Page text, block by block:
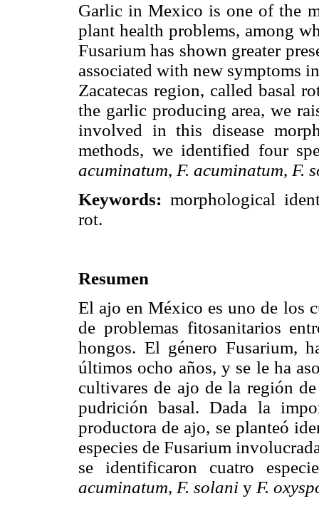
Garlic in Mexico is one of the
plant health problems, among
Fusarium has shown greater
associated with new symptoms
Zacatecas region, called basal
the garlic producing area, we
involved in this disease
methods, we identified four
acuminatum, F. acuminatum, F.
Keywords: morphological
rot.
Resumen
El ajo en México es uno de los
de problemas fitosanitarios
hongos. El género Fusarium,
últimos ocho años, y se le ha
cultivares de ajo de la región
pudrición basal. Dada la
productora de ajo, se planteó
especies de Fusarium
se identificaron cuatro
acuminatum, F. solani y F.